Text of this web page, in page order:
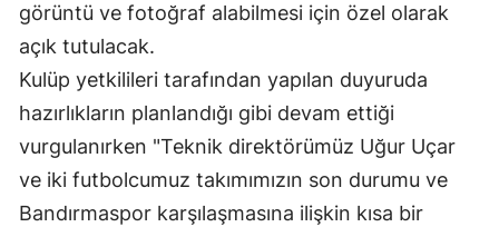
Sakarya
Siirt
Sinop
Sivas
görüntü ve fotoğraf alabilmesi için özel olarak
açık tutulacak.
Kulüp yetkilileri tarafından yapılan duyuruda
hazırlıkların planlandığı gibi devam ettiği
vurgulanırken "Teknik direktörümüz Uğur Uçar
ve iki futbolcumuz takımımızın son durumu ve
Bandırmaspor karşılaşmasına ilişkin kısa bir